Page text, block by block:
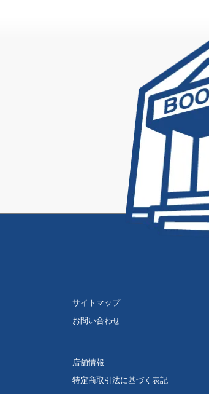
サイトマップ
お問い合わせ
店舗情報
特定商取引法に基づく表記